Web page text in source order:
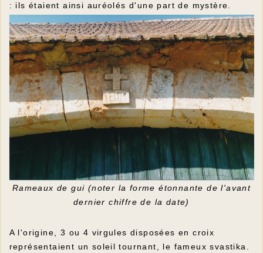
: ils étaient ainsi auréolés d'une part de mystère.
Rameaux de gui (noter la forme étonnante de l'avant
dernier chiffre de la date)
A l'origine, 3 ou 4 virgules disposées en croix
représentaient un soleil tournant, le fameux svastika.